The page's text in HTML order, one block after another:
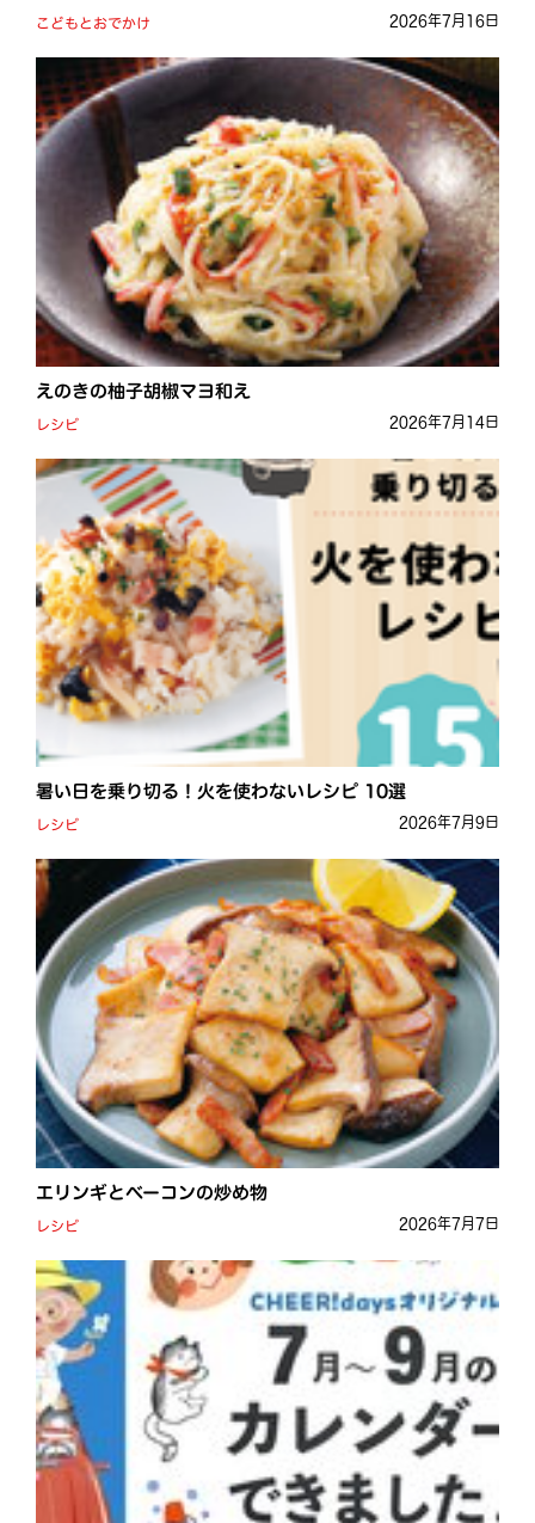
こどもとおでかけ 2026年7月16日
えのきの柚子胡椒マヨ和え
レシピ 2026年7月14日
暑い日を乗り切る！火を使わないレシピ 10選
レシピ 2026年7月9日
エリンギとベーコンの炒め物
レシピ 2026年7月7日